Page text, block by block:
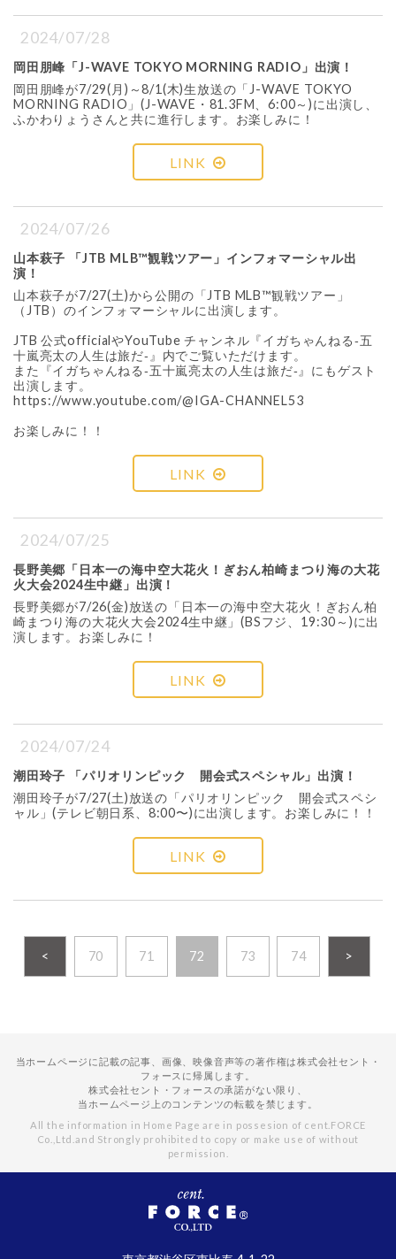
2024/07/28
岡田朋峰「J-WAVE TOKYO MORNING RADIO」出演！
岡田朋峰が7/29(月)～8/1(木)生放送の「J-WAVE TOKYO
MORNING RADIO」(J-WAVE・81.3FM、6:00～)に出演し、
ふかわりょうさんと共に進行します。お楽しみに！
LINK
2024/07/26
山本萩子 「JTB MLB™観戦ツアー」インフォマーシャル出
演！
山本萩子が7/27(土)から公開の「JTB MLB™観戦ツアー」
（JTB）のインフォマーシャルに出演します。
JTB 公式officialやYouTube チャンネル『イガちゃんねる‐五
十嵐亮太の人生は旅だ‐』内でご覧いただけます。
また『イガちゃんねる‐五十嵐亮太の人生は旅だ‐』にもゲスト
出演します。
https://www.youtube.com/@IGA-CHANNEL53
お楽しみに！！
LINK
2024/07/25
長野美郷「日本一の海中空大花火！ぎおん柏崎まつり海の大花
火大会2024生中継」出演！
長野美郷が7/26(金)放送の「日本一の海中空大花火！ぎおん柏
崎まつり海の大花火大会2024生中継」(BSフジ、19:30～)に出
演します。お楽しみに！
LINK
2024/07/24
潮田玲子 「パリオリンピック 開会式スペシャル」出演！
潮田玲子が7/27(土)放送の「パリオリンピック 開会式スペシ
ャル」(テレビ朝日系、8:00〜)に出演します。お楽しみに！！
LINK
< 70 71 72 73 74 >
当ホームページに記載の記事、画像、映像音声等の著作権は株式会社セント・
フォースに帰属します。
株式会社セント・フォースの承諾がない限り、
当ホームページ上のコンテンツの転載を禁じます。
All the information in Home Page are in possesion of cent.FORCE
Co.,Ltd.and Strongly prohibited to copy or make use of without
permission.